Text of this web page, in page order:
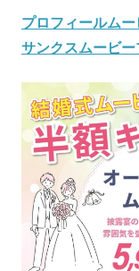
プロフィールム
サンクスムービ